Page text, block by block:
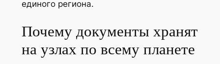
единого региона.
Почему документы хранят
на узлах по всему планете